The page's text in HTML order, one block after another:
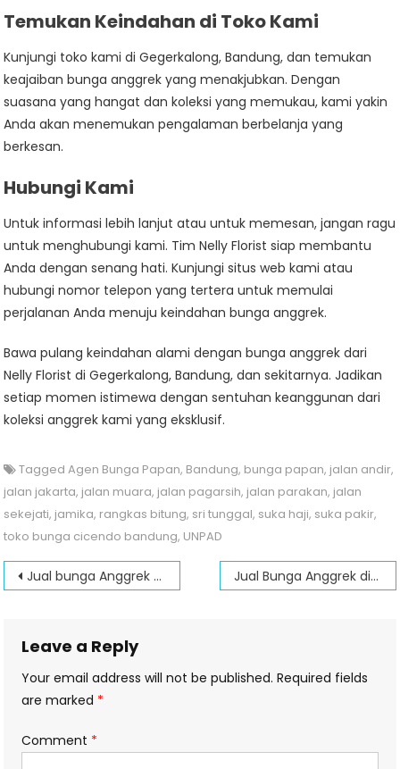
Temukan Keindahan di Toko Kami
Kunjungi toko kami di Gegerkalong, Bandung, dan temukan
keajaiban bunga anggrek yang menakjubkan. Dengan
suasana yang hangat dan koleksi yang memukau, kami yakin
Anda akan menemukan pengalaman berbelanja yang
berkesan.
Hubungi Kami
Untuk informasi lebih lanjut atau untuk memesan, jangan ragu
untuk menghubungi kami. Tim Nelly Florist siap membantu
Anda dengan senang hati. Kunjungi situs web kami atau
hubungi nomor telepon yang tertera untuk memulai
perjalanan Anda menuju keindahan bunga anggrek.
Bawa pulang keindahan alami dengan bunga anggrek dari
Nelly Florist di Gegerkalong, Bandung, dan sekitarnya. Jadikan
setiap momen istimewa dengan sentuhan keanggunan dari
koleksi anggrek kami yang eksklusif.
TaggedAgen Bunga Papan, Bandung, bunga papan, jalan andir,
jalan jakarta, jalan muara, jalan pagarsih, jalan parakan, jalan
sekejati, jamika, rangkas bitung, sri tunggal, suka haji, suka pakir,
toko bunga cicendo bandung, UNPAD
Post
Jual bunga Anggrek dekat Terminal Ledeng Jual Bunga Anggrek di Cimahi
Leave a Reply
Your email address will not be published. Required fields
are marked *
Comment *